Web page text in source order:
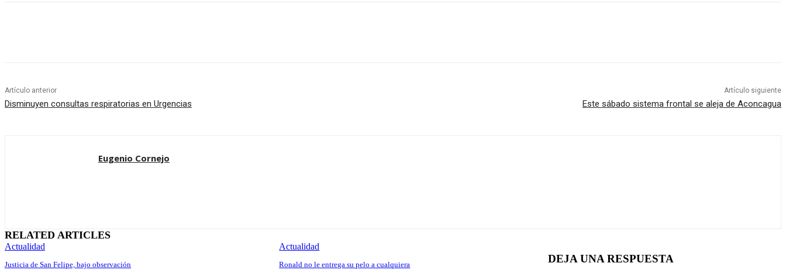
Artículo anterior
Disminuyen consultas respiratorias en Urgencias
Artículo siguiente
Este sábado sistema frontal se aleja de Aconcagua
Eugenio Cornejo
RELATED ARTICLES
Actualidad
Justicia de San Felipe, bajo observación
Actualidad
Ronald no le entrega su pelo a cualquiera DEJA UNA RESPUESTA